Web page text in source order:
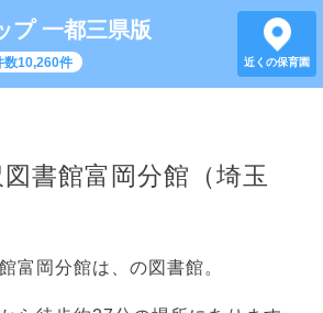
プ 一都三県版
数10,260件 近くの保育園
書館富岡分館（埼玉
富岡分館は、の図書館。